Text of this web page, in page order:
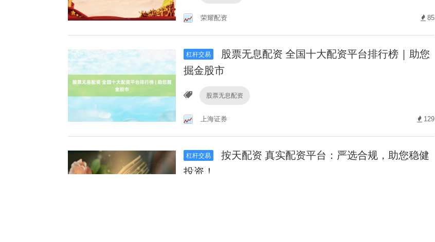
荣耀配资 85
杠杆交易
股票无息配资 全国十大配资平台排行榜 | 助您
掘金股市
股票无息配资
上海证券 129
杠杆交易
按天配资 真实配资平台：严选合规，助您稳健
投资！